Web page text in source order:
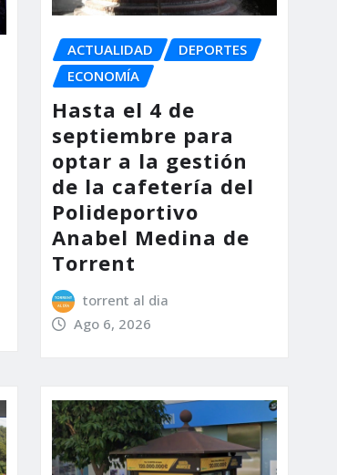
ACTUALIDAD
DEPORTES
ECONOMÍA
Hasta el 4 de
septiembre para
optar a la gestión
de la cafetería del
Polideportivo
Anabel Medina de
Torrent
torrent al dia
Ago 6, 2026